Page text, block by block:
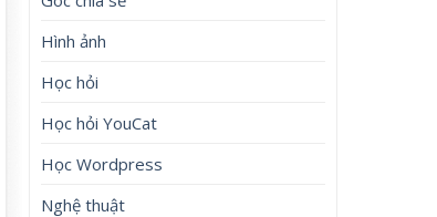
Hình ảnh
Học hỏi
Học hỏi YouCat
Học Wordpress
Nghệ thuật